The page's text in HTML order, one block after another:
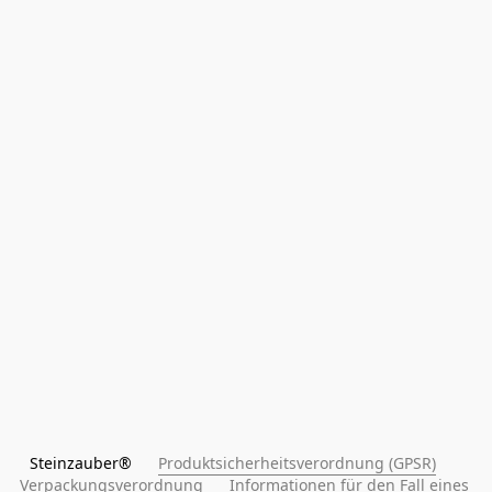
Steinzauber® Produktsicherheitsverordnung (GPSR)
Verpackungsverordnung
Informationen für den Fall eines